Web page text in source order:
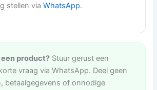
stellen viaWhatsApp.
product? Stuur gerust een
vraag via WhatsApp. Deel geen
betaalgegevens of onnodige